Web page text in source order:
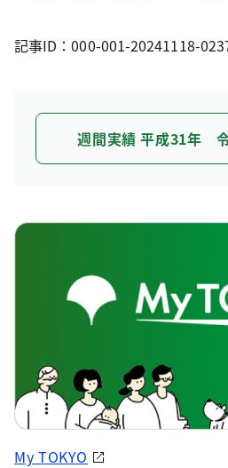
記事ID：000-001-20241118-
週間実績 平成31年
My TOKYO